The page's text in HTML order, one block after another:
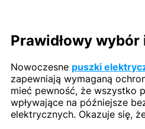
Prawidłowy
Nowoczesne puszki
zapewniają wymaganą
mieć pewność, że wszystko
wpływające na późniejsze
elektrycznych. Okazuje się,